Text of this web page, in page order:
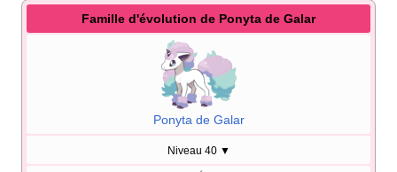
Famille d'évolution de Ponyta de Galar
Ponyta de Galar
Niveau 40 ▼